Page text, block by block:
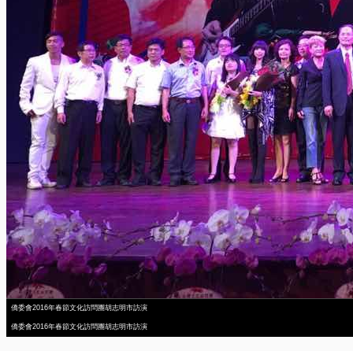
僑委會2016年春節文化訪問團胡志明市訪演
僑委會2016年春節文化訪問團胡志明市訪演